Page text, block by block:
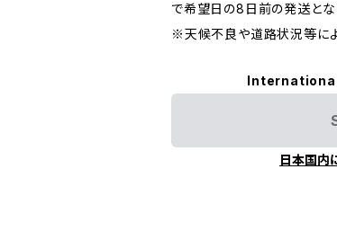
で希望日の8日前の発送とな
※天候不良や道路状況等に
日本国内